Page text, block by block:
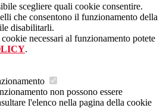
scegliere quali cookie consentire.
che consentono il funzionamento della
disabilitarli.
necessari al funzionamento potete
.
non possono essere
l'elenco nella pagina della cookie